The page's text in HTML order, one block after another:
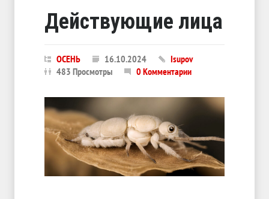
Действующие лица
ОСЕНЬ 16.10.2024
Isupov
483 Просмотры
0 Комментарии